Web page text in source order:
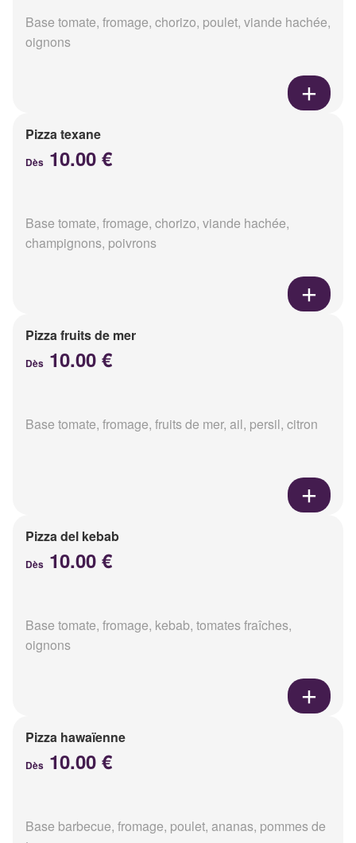
Base tomate, fromage, chorizo, poulet, viande hachée,
oignons
Pizza texane
Dès 10.00 €
Base tomate, fromage, chorizo, viande hachée,
champignons, poivrons
Pizza fruits de mer
Dès 10.00 €
Base tomate, fromage, fruits de mer, ail, persil, citron
Pizza del kebab
Dès 10.00 €
Base tomate, fromage, kebab, tomates fraîches,
oignons
Pizza hawaïenne
Dès 10.00 €
Base barbecue, fromage, poulet, ananas, pommes de